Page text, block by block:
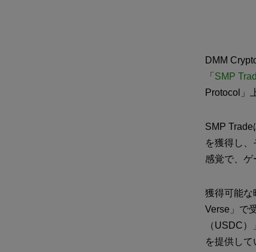
DMM
「 SMP
Protocol」
SMP
を獲得し
感覚で、ゲ
獲得可能な
Verse」で
（USDC
を提供して